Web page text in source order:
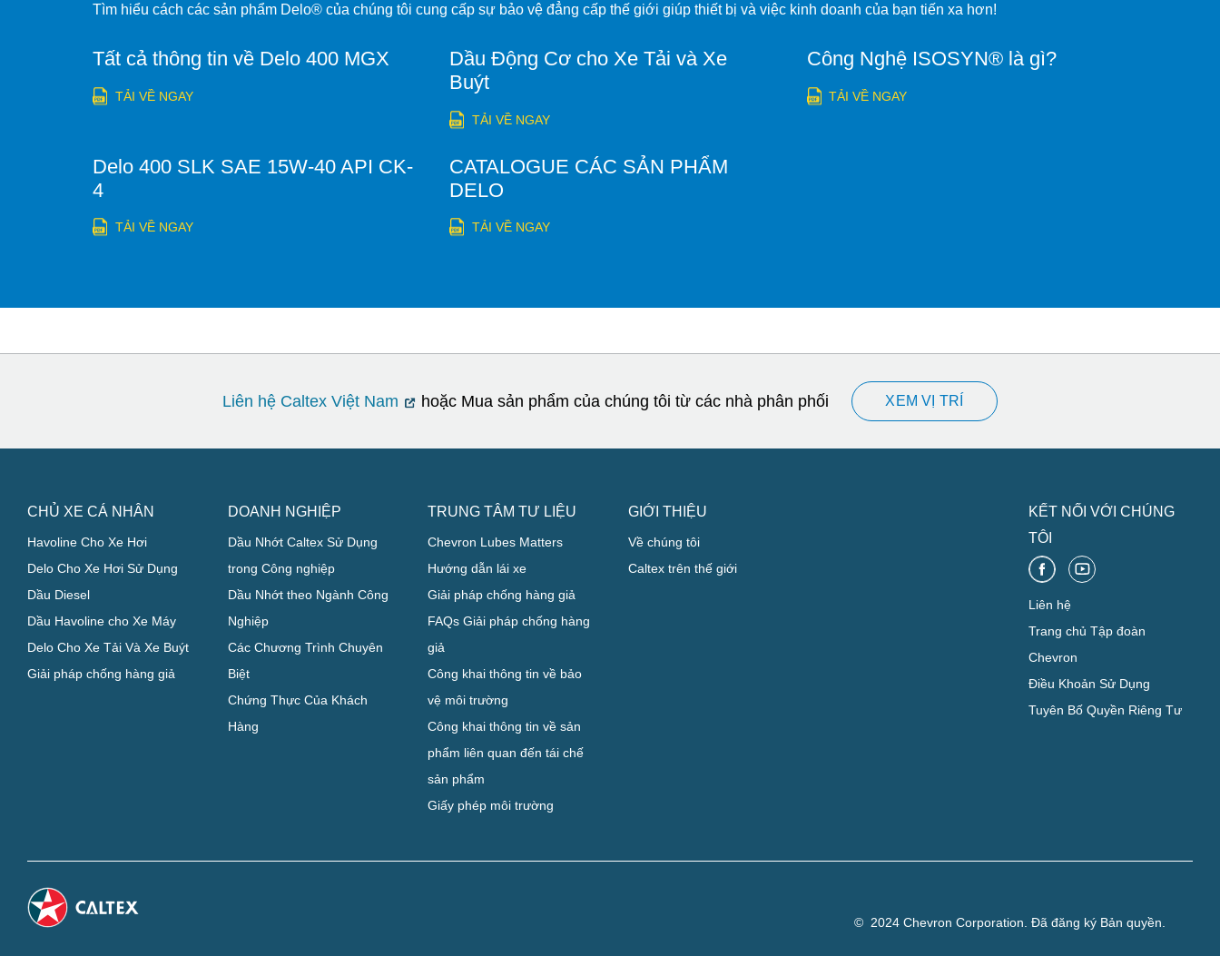
Tìm hiểu cách các sản phẩm Delo® của chúng tôi cung cấp sự bảo vệ đẳng cấp thế giới giúp thiết bị và việc kinh doanh của bạn tiến xa hơn!
Tất cả thông tin về Delo 400 MGX
TẢI VỀ NGAY
Dầu Động Cơ cho Xe Tải và Xe
Buýt
TẢI VỀ NGAY
Công Nghệ ISOSYN® là gì?
TẢI VỀ NGAY
Delo 400 SLK SAE 15W-40 API CK-
4
TẢI VỀ NGAY
CATALOGUE CÁC SẢN PHẨM
DELO
TẢI VỀ NGAY
Liên hệ Caltex Việt Nam hoặc Mua sản phẩm của chúng tôi từ các nhà phân phối XEM VỊ TRÍ
CHỦ XE CÁ NHÂN
Havoline Cho Xe Hơi
Delo Cho Xe Hơi Sử Dụng
Dầu Diesel
Dầu Havoline cho Xe Máy
Delo Cho Xe Tải Và Xe Buýt
Giải pháp chống hàng giả
DOANH NGHIỆP
Dầu Nhớt Caltex Sử Dụng
trong Công nghiệp
Dầu Nhớt theo Ngành Công
Nghiệp
Các Chương Trình Chuyên
Biệt
Chứng Thực Của Khách
Hàng
TRUNG TÂM TƯ LIỆU
Chevron Lubes Matters
Hướng dẫn lái xe
Giải pháp chống hàng giả
FAQs Giải pháp chống hàng
giả
Công khai thông tin về bảo
vệ môi trường
Công khai thông tin về sản
phẩm liên quan đến tái chế
sản phẩm
Giấy phép môi trường
GIỚI THIỆU
Về chúng tôi
Caltex trên thế giới
KẾT NỐI VỚI CHÚNG
TÔI
Liên hệ
Trang chủ Tập đoàn
Chevron
Điều Khoản Sử Dụng
Tuyên Bố Quyền Riêng Tư
© 2024 Chevron Corporation. Đã đăng ký Bản quyền.